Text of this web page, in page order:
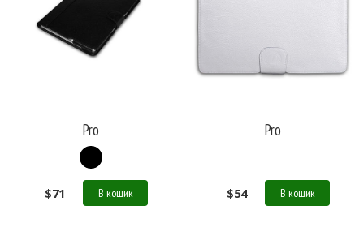
Pro
$71 В кошик
Pro
$54 В кошик